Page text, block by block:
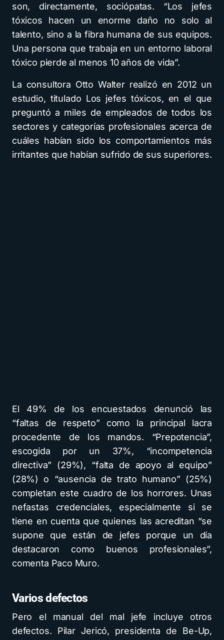
son, directamente, sociópatas. “Los jefes
tóxicos hacen un enorme daño no solo al
talento, sino a la fibra humana de sus equipos.
Una persona que trabaja en un entorno laboral
tóxico pierde al menos 10 años de vida”.
La consultora Otto Walter realizó en 2012 un
estudio, titulado Los jefes tóxicos, en el que
preguntó a miles de empleados de todos los
sectores y categorías profesionales acerca de
cuáles habían sido los comportamientos más
irritantes que habían sufrido de sus superiores.
El 49% de los encuestados denunció las
“faltas de respeto” como la principal lacra
procedente de los mandos. “Prepotencia”,
escogida por un 37%, “incompetencia
directiva” (29%), “falta de apoyo al equipo”
(28%) o “ausencia de trato humano” (25%)
completan este cuadro de los horrores. Unas
nefastas credenciales, especialmente si se
tiene en cuenta que quienes las acreditan “se
supone que están de jefes porque un día
destacaron como buenos profesionales”,
comenta Paco Muro.
Varios defectos
Pero el manual del mal jefe incluye otros
defectos. Pilar Jericó, presidenta de Be-Up,